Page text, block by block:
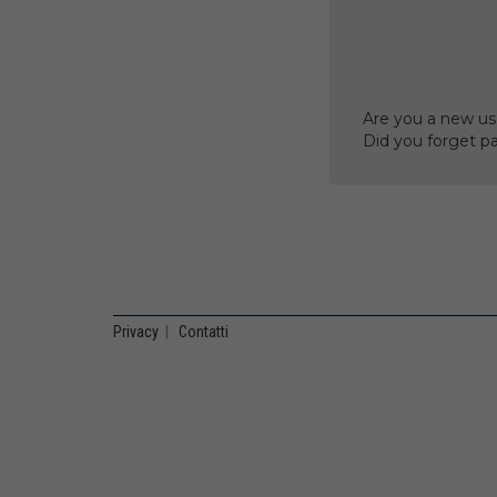
Are you a new
Did you forget
Privacy Contatti